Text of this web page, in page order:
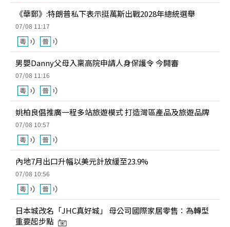
《華郵》:特朗普私下表示挺萬斯出戰2028年總統選舉
07/08 11:17
男嬰Danny父母入稟高院申請人身保護令 今開審
07/08 11:16
姚柏良倡推廣一程多站旅遊模式 打造灣區產品及旅遊品牌
07/08 10:57
內地7月出口升幅以美元計放緩至23.9%
07/08 10:56
日本城改名「JHC真好城」 母公司國際家居零售：為轉型
重要起步點